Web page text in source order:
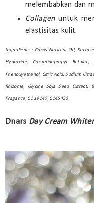
melembabkan dan
Collagenuntuk
elastisitas kulit.
Ingredients : Cocos Nucifera Oil,
Hydroxide, Cocamidopropyl
Phenoxyethanol, Citric Acid, Sodium
Rhizome, Glycine Soja Seed Extract,
Fragance, C1 19140, C145430.
Dnars Day Cream